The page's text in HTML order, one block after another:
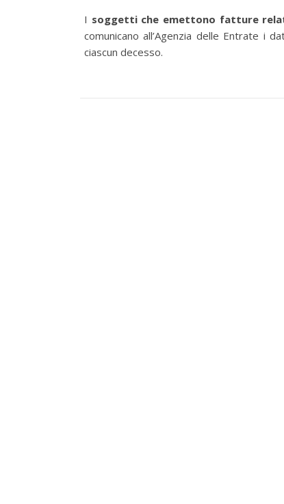
I soggetti che emettono fatture
comunicano all’Agenzia delle Entrate i
ciascun decesso.